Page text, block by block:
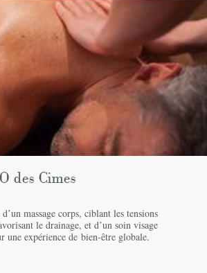
des Cimes
massage corps, ciblant les tensions
le drainage, et dʼun soin visage
une expérience debien-être globale.